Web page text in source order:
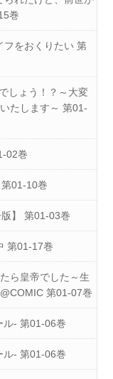
巻
フをおくりたい 第
しょう！？～大変
たします～ 第01-
02巻
01-10巻
】 第01-03巻
第01-17巻
ら皇帝でした～生
第01-07巻
ル- 第01-06巻
ル- 第01-06巻